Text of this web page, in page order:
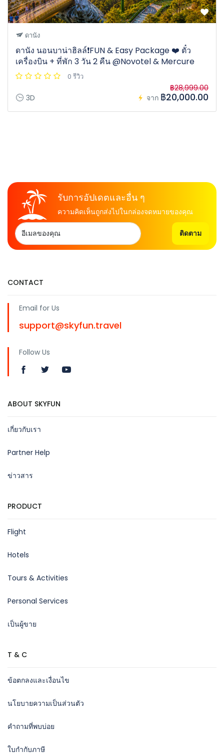
ดานัง
ดานัง นอนบาน่าฮิลล์❗️FUN & Easy Package ❤️ ตั๋ว
เครื่องบิน + ที่พัก 3 วัน 2 คืน @Novotel & Mercure
0 รีวิว
3D จาก
฿28,999.00
฿20,000.00
รับการอัปเดตและอื่น ๆ
ความคิดเห็นถูกส่งไปในกล่องจดหมายของคุณ
ติดตาม
CONTACT
Email for Us
support@skyfun.travel
Follow Us
ABOUT SKYFUN
เกี่ยวกับเรา
Partner Help
ข่าวสาร
PRODUCT
Flight
Hotels
Tours & Activities
Personal Services
เป็นผู้ขาย
T & C
ข้อตกลงและเงื่อนไข
นโยบายความเป็นส่วนตัว
คำถามที่พบบ่อย
ใบกำกับภาษี